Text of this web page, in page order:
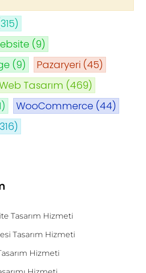
(9)
(9) Pazaryeri (45)
Tasarım (469)
WooCommerce (44)
Tasarım Hizmeti
Tasarım Hizmeti
Hizmeti